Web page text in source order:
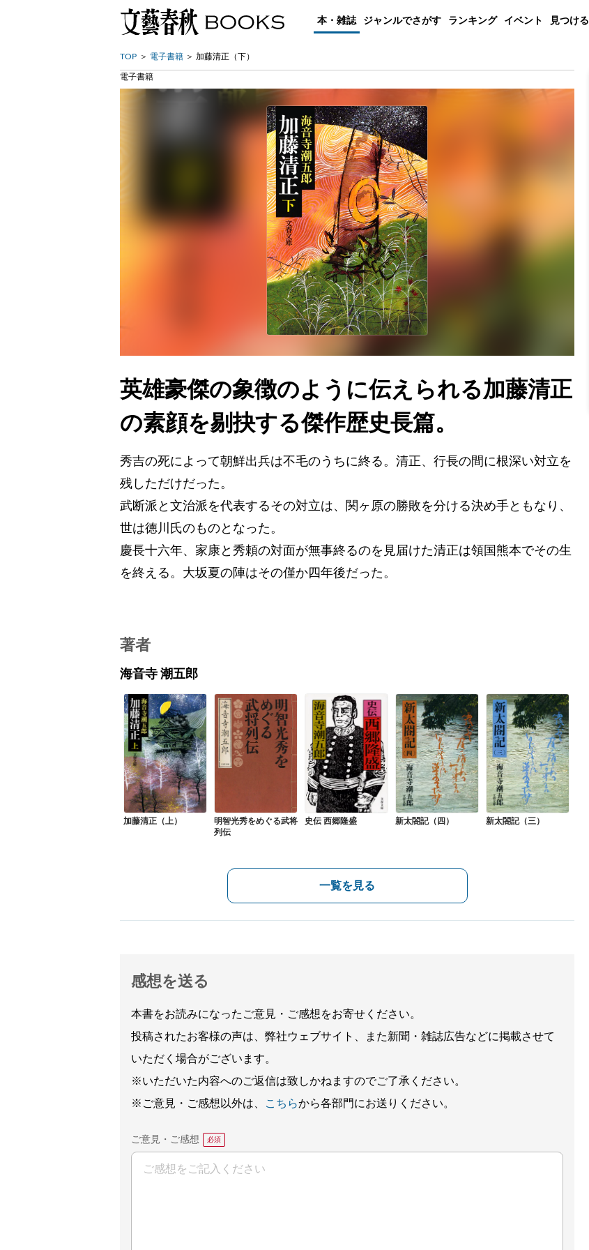
本・雑誌 ジャンルでさがす ランキング イベント 見つける
TOP 電子書籍 加藤清正（下）
電子書籍
英雄豪傑の象徴のように伝えられる加藤清正
の素顔を剔抉する傑作歴史長篇。
秀吉の死によって朝鮮出兵は不毛のうちに終る。清正、行長の間に根深い対立を
残しただけだった。
武断派と文治派を代表するその対立は、関ヶ原の勝敗を分ける決め手ともなり、
世は徳川氏のものとなった。
慶長十六年、家康と秀頼の対面が無事終るのを見届けた清正は領国熊本でその生
を終える。大坂夏の陣はその僅か四年後だった。
著者
海音寺 潮五郎
加藤清正（上）
明智光秀をめぐる武将
列伝
史伝 西郷隆盛 新太閤記（四） 新太閤記（三）
一覧を見る
感想を送る
本書をお読みになったご意見・ご感想をお寄せください。
投稿されたお客様の声は、弊社ウェブサイト、また新聞・雑誌広告などに掲載させて
いただく場合がございます。
※いただいた内容へのご返信は致しかねますのでご了承ください。
※ご意見・ご感想以外は、
こちらから各部門にお送りください。
ご意見・ご感想